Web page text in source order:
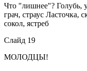
Что "лишнее"? Голубь,
грач, страус Ласточка,
сокол, ястреб
Слайд 19
МОЛОДЦЫ!